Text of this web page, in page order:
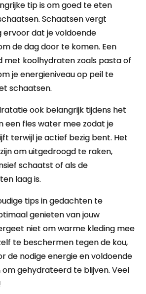
tip is om goed te eten
Schaatsen vergt
ervoor dat je voldoende
de dag door te komen. Een
met koolhydraten zoals pasta of
je energieniveau op peil te
schaatsen.
ook belangrijk tijdens het
een fles water mee zodat je
terwijl je actief bezig bent. Het
om uitgedroogd te raken,
schaatst of als de
laag is.
tips in gedachten te
genieten van jouw
niet om warme kleding mee
te beschermen tegen de kou,
de nodige energie en voldoende
gehydrateerd te blijven. Veel